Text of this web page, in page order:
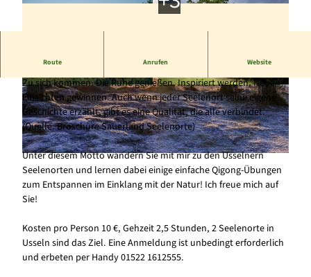
© (c) Klaus-Peter Kappest |CC-BY-SA
© www.jonasduelberg.com, Jonas Duelberg |
CC-BY-SA
© (c) Klaus-Peter Kappest | CC-BY-SA
Route Anrufen Website
Lebendige Stille
Zu sich kommen. Die Ruhe genießen. Inspiriert werden. Neue
Einsichten gewinnen. Auch wenn jeder Seelenort seine eigene
Geschichte erzählt, gibt es eine Qualität, die alle verbindet.
(Quelle: Broschüre Sauerland Seelenorte)
Unter diesem Motto wandern Sie mit mir zu den Usselnern
Seelenorten und lernen dabei einige einfache Qigong-Übungen
zum Entspannen im Einklang mit der Natur! Ich freue mich auf
Sie!
Kosten pro Person 10 €, Gehzeit 2,5 Stunden, 2 Seelenorte in
Usseln sind das Ziel. Eine Anmeldung ist unbedingt erforderlich
und erbeten per Handy 01522 1612555.